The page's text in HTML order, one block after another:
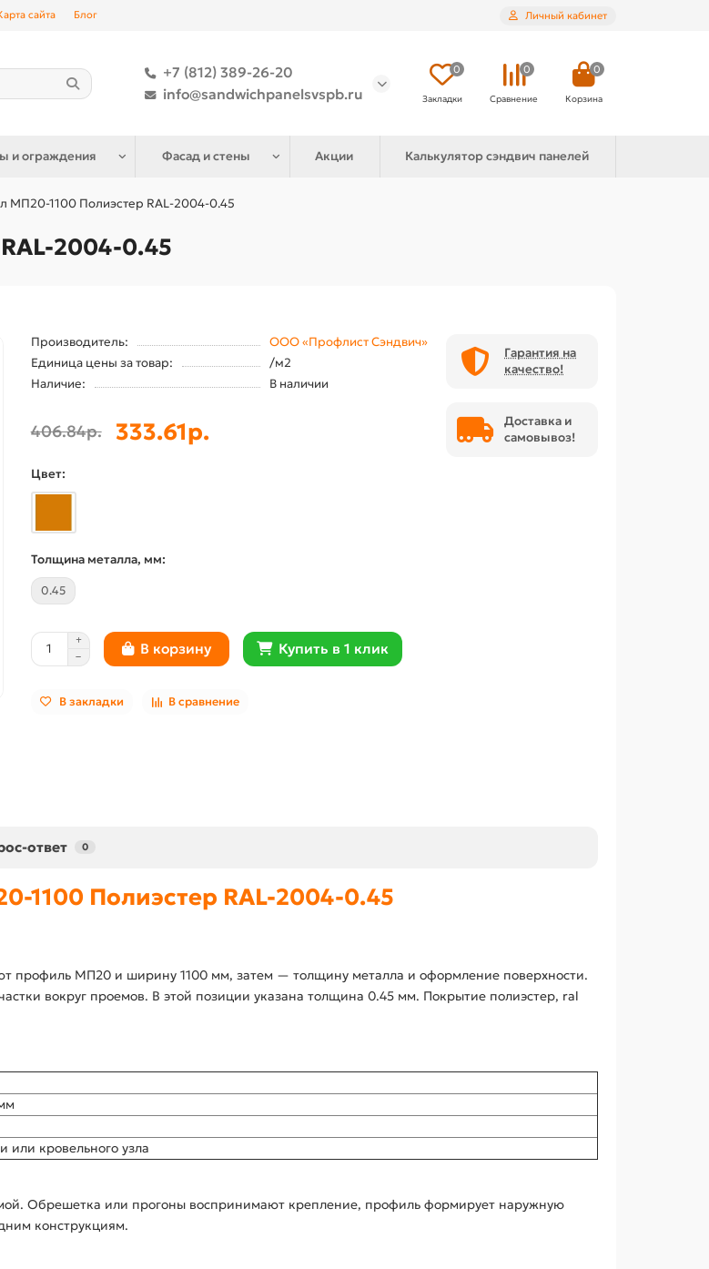
сайта Блог Личный кабинет
+7 (812) 389-26-20
info@sandwichpanelsvspb.ru
0
Закладки
0
Сравнение
0
Корзина
и ограждения Фасад и стены Акции Калькулятор сэндвич панелей
МП20-1100 Полиэстер RAL-2004-0.45
2004-0.45
Производитель:
ООО «Профлист Сэндвич»
Единица цены за товар:
/м2
Наличие:
В наличии
406.84р. 333.61р.
Цвет:
Толщина металла, мм:
0.45
В корзину Купить в 1 клик
В закладки В сравнение
Гарантия на
качество!
Доставка и
самовывоз!
ответ 0
1100 Полиэстер RAL-2004-0.45
профиль МП20 и ширину 1100 мм, затем — толщину металла и оформление поверхности.
вокруг проемов. В этой позиции указана толщина 0.45 мм. Покрытие полиэстер, ral
или кровельного узла
Обрешетка или прогоны воспринимают крепление, профиль формирует наружную
конструкциям.